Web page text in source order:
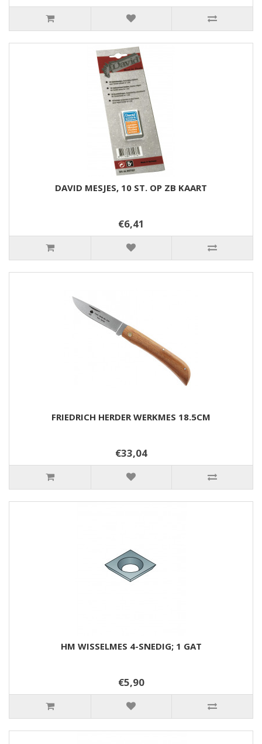
DAVID MESJES, 10 ST. OP ZB KAART
€6,41
FRIEDRICH HERDER WERKMES 18.5CM
€33,04
HM WISSELMES 4-SNEDIG; 1 GAT
€5,90